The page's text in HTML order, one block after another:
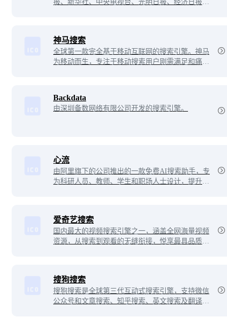
报、新华社、中央电视台、光明日报、经济日报、
神马搜索
全球第一款完全基于移动互联网的搜索引擎。神马
为移动而生，专注于移动搜索用户刚需满足和痛点
Backdata
由深圳备数网络有限公司开发的搜索引擎。
心流
由阿里旗下的公司推出的一款免费AI搜索助手，专
为科研人员、教师、学生和职场人士设计，提升工
爱奇艺搜索
国内最大的视频搜索引擎之一，涵盖全网海量视频
资源，从搜索到观看的无缝衔接，悦享最具品质的
搜狗搜索
搜狗搜索是全球第三代互动式搜索引擎，支持微信
公众号和文章搜索、知乎搜索、英文搜索及翻译